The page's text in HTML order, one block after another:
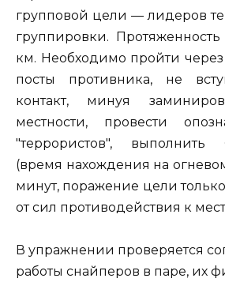
групповой цели — лидеров
группировки.
км. Необходимо пройти через
посты противника, не
контакт, минуя
местности, провести
"террористов", выполнить
(время нахождения на
минут, поражение цели
от сил противодействия к
В упражнении проверяется
работы снайперов в паре, их